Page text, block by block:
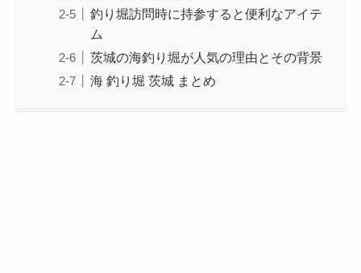
釣り堀訪問時に持参すると便利なアイテ
ム
茨城の海釣り堀が人気の理由とその背景
海 釣り堀 茨城 まとめ